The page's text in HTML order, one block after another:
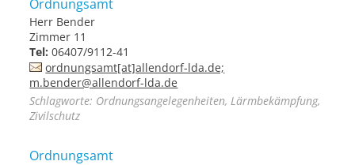
Ordnungsamt
Herr Bender
Zimmer 11
Tel: 06407/9112-41
ordnungsamt[at]allendorf-lda.de;
m.bender@allendorf-lda.de
Schlagworte: Ordnungsangelegenheiten, Lärmbekämpfung,
Zivilschutz
Ordnungsamt